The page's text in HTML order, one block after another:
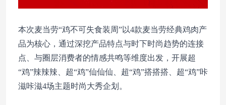
本次麦当劳“鸡不可失食装周”以4款麦当劳经典鸡肉产
品为核心，通过深挖产品特点与时下时尚趋势的连接
点、与圈层消费者的情感共鸣等维度出发，开展超
“鸡”辣辣辣、超“鸡”仙仙仙、超“鸡”搭搭搭、超“鸡”咔
滋咔滋4场主题时尚大秀企划。